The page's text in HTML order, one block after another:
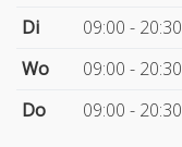
Di
09:00 - 20:30
Wo
09:00 - 20:30
Do
09:00 - 20:30